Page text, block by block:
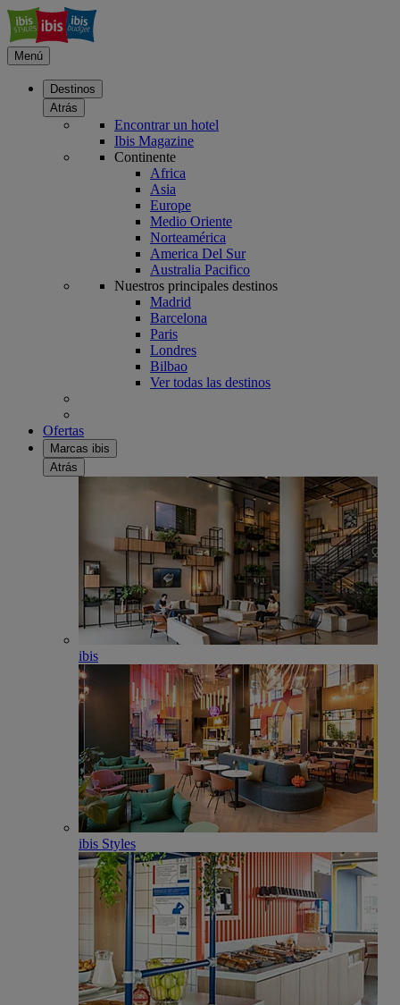
Menú
Destinos
Atrás
Encontrar un hotel
Ibis Magazine
Continente
Africa
Asia
Europe
Medio Oriente
Norteamérica
America Del Sur
Australia Pacifico
Nuestros principales destinos
Madrid
Barcelona
Paris
Londres
Bilbao
Ver todas las destinos
Ofertas
Marcas ibis
Atrás
ibis
ibis Styles